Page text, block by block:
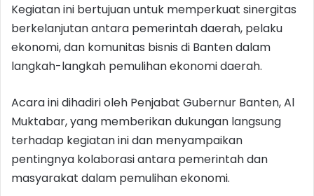
Kegiatan ini bertujuan untuk memperkuat sinergitas
berkelanjutan antara pemerintah daerah, pelaku
ekonomi, dan komunitas bisnis di Banten dalam
langkah-langkah pemulihan ekonomi daerah.
Acara ini dihadiri oleh Penjabat Gubernur Banten, Al
Muktabar, yang memberikan dukungan langsung
terhadap kegiatan ini dan menyampaikan
pentingnya kolaborasi antara pemerintah dan
masyarakat dalam pemulihan ekonomi.